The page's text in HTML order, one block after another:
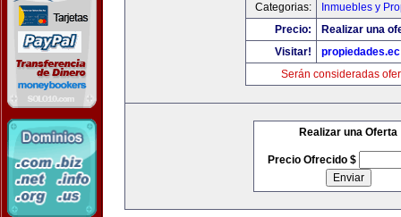
Categorias:
Inmuebles y
Precio:
Realizar una
Visitar!
propiedades.ec
Serán consideradas
Realizar una Oferta
Precio Ofrecido $